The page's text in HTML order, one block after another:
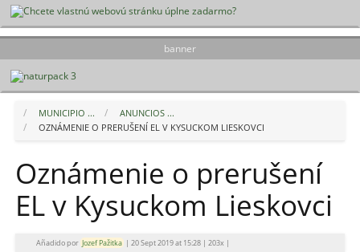
banner
MUNICIPIO ...
ANUNCIOS ...
OZNÁMENIE O PRERUŠENÍ EL V KYSUCKOM LIESKOVCI
Oznámenie o prerušení
EL v Kysuckom Lieskovci
Añadido porJozef Pažitka |20 Sept 2019 at 15:28 |203x |